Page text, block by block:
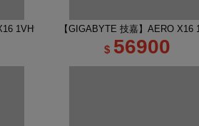
1VH93TWC94AH 16吋 R7 RTX5060 AI電競
【GIGABYTE 技嘉】AERO
$ 56900